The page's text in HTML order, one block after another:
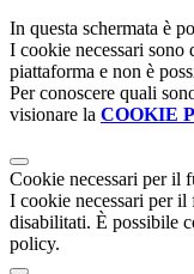
In questa schermata è
I cookie necessari
piattaforma e non è
Per conoscere quali
visionare la COOKIE
Cookie necessari per il
I cookie necessari per il
disabilitati. È possibile
policy.